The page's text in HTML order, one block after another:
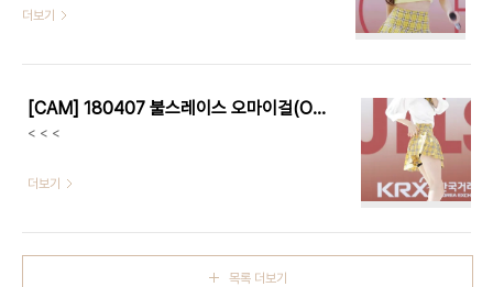
밀정원 - 유아 멀티캠 비밀정원 - 유아 클로즈업 비
더보기
[CAM] 180407 불스레이스 오마이걸(OH MY GIRL) 아린 by Harry
< < <
더보기
목록 더보기